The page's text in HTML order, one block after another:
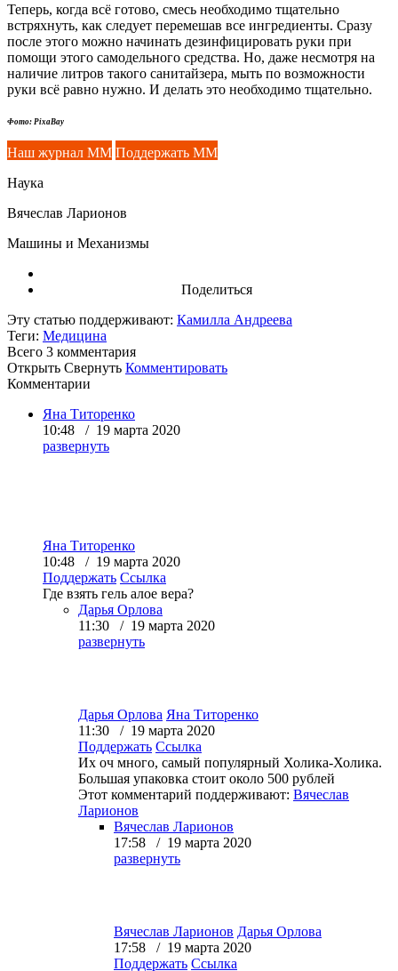
Теперь, когда всё готово, смесь необходимо тщательно
встряхнуть, как следует перемешав все ингредиенты. Сразу
после этого можно начинать дезинфицировать руки при
помощи этого самодельного средства. Но, даже несмотря на
наличие литров такого санитайзера, мыть по возможности
руки всё равно нужно. И делать это необходимо тщательно.
Фото: PixaBay
Наш журнал ММ Поддержать ММ
Наука
Вячеслав Ларионов
Машины и Механизмы
Поделиться
Эту статью поддерживают: Камилла Андреева
Теги: Медицина
Всего 3 комментария
Открыть Свернуть Комментировать
Комментарии
Яна Титоренко
10:48 / 19 марта 2020
развернуть
Яна Титоренко
10:48 / 19 марта 2020
Поддержать Ссылка
Где взять гель алое вера?
Дарья Орлова
11:30 / 19 марта 2020
развернуть
Дарья Орлова Яна Титоренко
11:30 / 19 марта 2020
Поддержать Ссылка
Их оч много, самый популярный Холика-Холика.
Большая упаковка стоит около 500 рублей
Этот комментарий поддерживают: Вячеслав
Ларионов
Вячеслав Ларионов
17:58 / 19 марта 2020
развернуть
Вячеслав Ларионов Дарья Орлова
17:58 / 19 марта 2020
Поддержать Ссылка